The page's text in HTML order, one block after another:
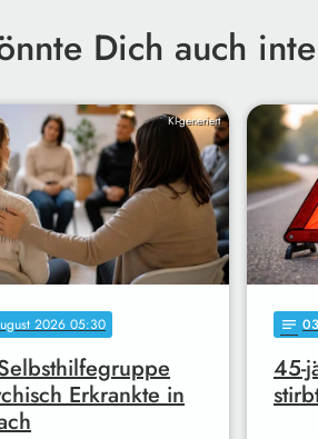
Dich auch
KI-generiert
2026 05:30
Erkrankte in
notes 03
45-